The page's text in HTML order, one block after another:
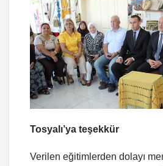
Tosyalı’ya teşekkür
Verilen eğitimlerden dolayı